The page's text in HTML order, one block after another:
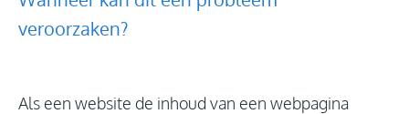
veroorzaken?
Als een website de inhoud van een webpagina